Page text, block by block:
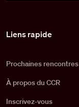
Liens rapide
Prochaines rencontres
À propos du CCR
Inscrivez-vous